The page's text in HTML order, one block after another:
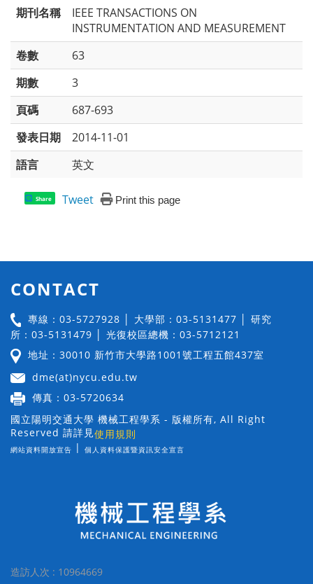
期刊名稱
IEEE TRANSACTIONS ON
INSTRUMENTATION AND MEASUREMENT
卷數
63
期數
3
頁碼
687-693
發表日期
2014-11-01
語言
英文
Share Tweet Print this page
CONTACT
專線：03-5727928 │ 大學部：03-5131477 │ 研究
所：03-5131479 │ 光復校區總機：03-5712121
地址：30010 新竹市大學路1001號工程五館437室
dme(at)nycu.edu.tw
傳真：03-5720634
國立陽明交通大學 機械工程學系 - 版權所有, All Right
Reserved 請詳見使用規則
網站資料開放宣告 | 個人資料保護暨資訊安全宣言
造訪人次 : 10964669